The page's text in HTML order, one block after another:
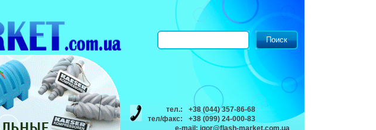
тел.:
+38 (044) 357-86-68
тел/факс:
+38 (099) 24-000-83
e-mail: igor@flash-market.com.ua